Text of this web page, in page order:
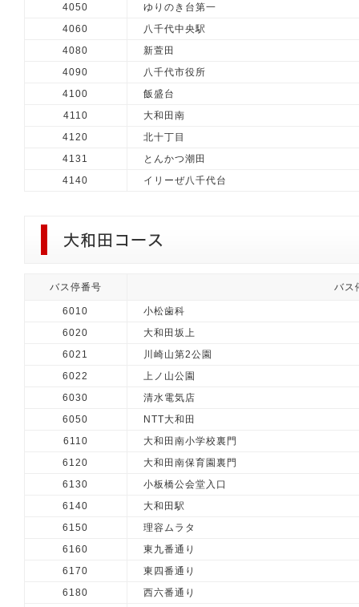
4050
ゆりのき台第一
4060
八千代中央駅
4080
新萱田
4090
八千代市役所
4100
飯盛台
4110
大和田南
4120
北十丁目
4131
とんかつ潮田
4140
イリーぜ八千代台
バス停番号 バス
6010
小松歯科
6020
大和田坂上
6021
川崎山第2公園
6022
上ノ山公園
6030
清水電気店
6050
NTT大和田
6110
大和田南小学校裏門
6120
大和田南保育園裏門
6130
小板橋公会堂入口
6140
大和田駅
6150
理容ムラタ
6160
東九番通り
6170
東四番通り
6180
西六番通り